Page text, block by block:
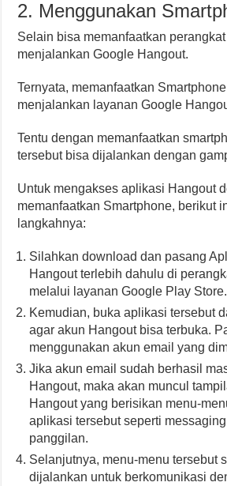
2. Menggunakan
Selain bisa memanfaatkan
menjalankan Google Hangout.
Ternyata, memanfaatkan
menjalankan layanan Google
Tentu dengan memanfaatkan
tersebut bisa dijalankan dengan
Untuk mengakses aplikasi Hangout
memanfaatkan Smartphone, berikut
langkahnya:
Silahkan download dan pasang
Hangout terlebih dahulu di
melalui layanan Google Play Store.
Kemudian, buka aplikasi tersebut
agar akun Hangout bisa terbuka.
menggunakan akun email yang
Jika akun email sudah berhasil
Hangout, maka akan muncul
Hangout yang berisikan menu-
aplikasi tersebut seperti
panggilan.
Selanjutnya, menu-menu tersebut
dijalankan untuk berkomunikasi